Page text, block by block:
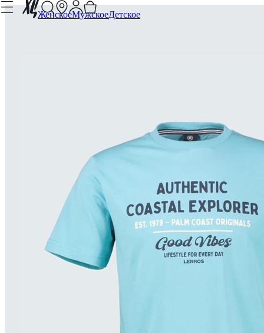
ЖенскоеМужскоеДетское